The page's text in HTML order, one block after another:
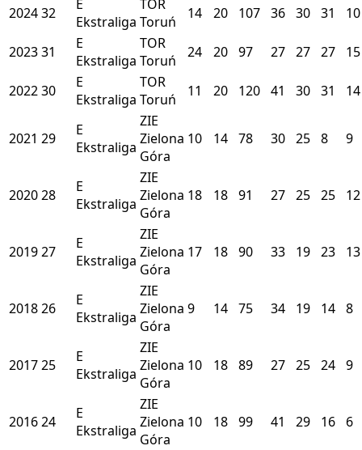
202432
E
Ekstraliga
TOR
Toruń
14 20 107 36 30 31 10
202331
E
Ekstraliga
TOR
Toruń
24 20 97 27 27 27 15
202230
E
Ekstraliga
TOR
Toruń
11 20 120 41 30 31 14
2021 29
E
Ekstraliga
ZIE
Zielona
Góra
10 14 78 30 25 8 9
202028
E
Ekstraliga
ZIE
Zielona
Góra
18 18 91 27 25 25 12
201927
E
Ekstraliga
ZIE
Zielona
Góra
17 18 90 33 19 23 13
201826
E
Ekstraliga
ZIE
Zielona
Góra
9 14 75 34 19 14 8
201725
E
Ekstraliga
ZIE
Zielona
Góra
10 18 89 27 25 24 9
201624
E
Ekstraliga
ZIE
Zielona
Góra
10 18 99 41 29 16 6